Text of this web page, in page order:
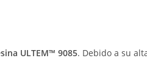
ULTEM™ 9085. Debido a su